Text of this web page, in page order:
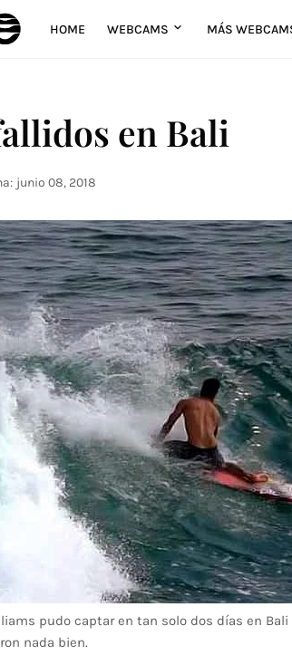
HOME WEBCAMS MÁS
en Bali
junio 08, 2018
pudo captar en tan solo dos días en
nada bien.